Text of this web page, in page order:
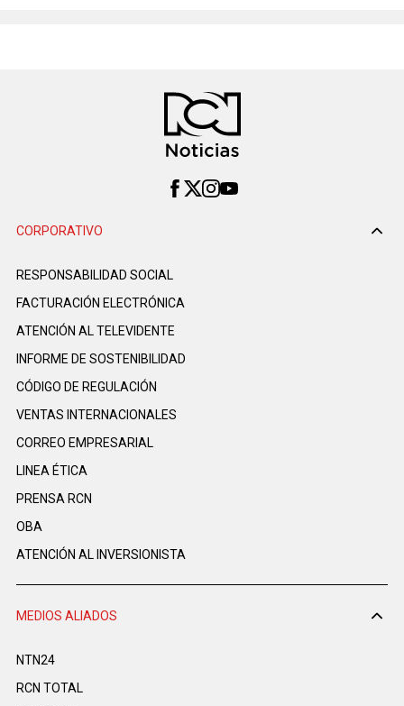
CORPORATIVO
RESPONSABILIDAD SOCIAL
FACTURACIÓN ELECTRÓNICA
ATENCIÓN AL TELEVIDENTE
INFORME DE SOSTENIBILIDAD
CÓDIGO DE REGULACIÓN
VENTAS INTERNACIONALES
CORREO EMPRESARIAL
LINEA ÉTICA
PRENSA RCN
OBA
ATENCIÓN AL INVERSIONISTA
MEDIOS ALIADOS
NTN24
RCN TOTAL